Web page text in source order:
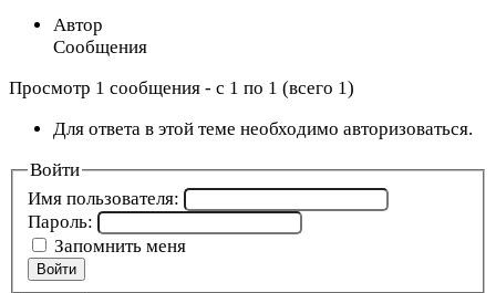
Автор
Сообщения
Просмотр 1 сообщения - с 1 по 1 (всего 1)
Для ответа в этой теме необходимо авторизоваться.
Войти
Имя пользователя:
Пароль:
Запомнить меня
Войти